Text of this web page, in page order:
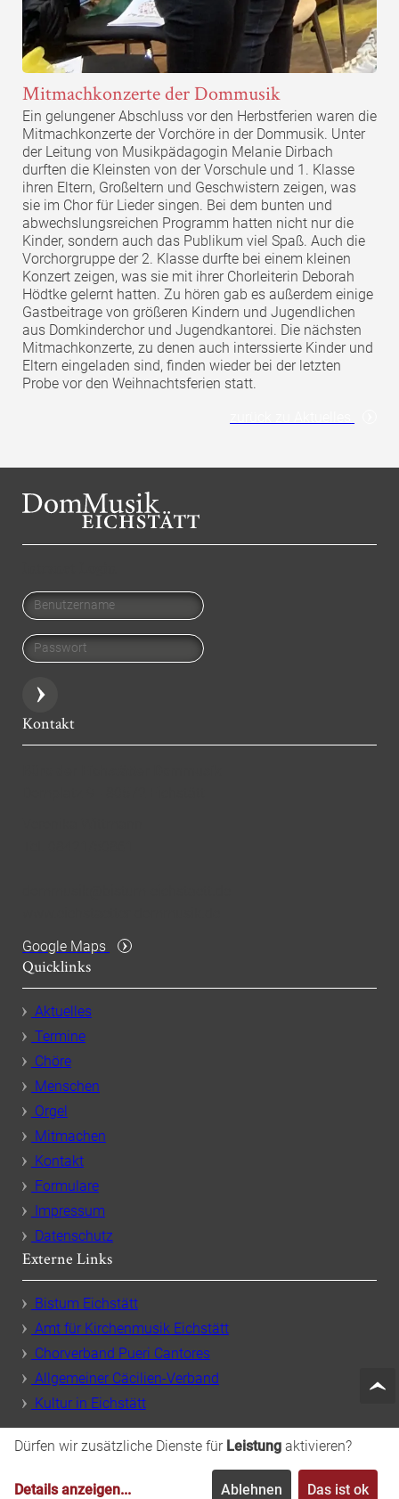
Mitmachkonzerte der Dommusik
Ein gelungener Abschluss vor den Herbstferien waren die
Mitmachkonzerte der Vorchöre in der Dommusik. Unter
der Leitung von Musikpädagogin Melanie Dirbach
durften die Kleinsten von der Vorschule und 1. Klasse
ihren Eltern, Großeltern und Geschwistern zeigen, was
sie im Chor für Lieder singen. Bei dem bunten und
abwechslungsreichen Programm hatten nicht nur die
Kinder, sondern auch das Publikum viel Spaß. Auch die
Vorchorgruppe der 2. Klasse durfte bei einem kleinen
Konzert zeigen, was sie mit ihrer Chorleiterin Deborah
Hödtke gelernt hatten. Zu hören gab es außerdem einige
Gastbeitrage von größeren Kindern und Jugendlichen
aus Domkinderchor und Jugendkantorei. Die nächsten
Mitmachkonzerte, zu denen auch interssierte Kinder und
Eltern eingeladen sind, finden wieder bei der letzten
Probe vor den Weihnachtsferien statt.
Benutzername
Passwort
Kontakt
Google Maps
Quicklinks
Aktuelles
Termine
Chöre
Menschen
Orgel
Mitmachen
Kontakt
Formulare
Impressum
Datenschutz
Externe Links
Bistum Eichstätt
Amt für Kirchenmusik Eichstätt
Chorverband Pueri Cantores
Allgemeiner Cäcilien-Verband
Kultur in Eichstätt
Dürfen wir zusätzliche Dienste für Leistung aktivieren?
Details anzeigen... Ablehnen Das ist ok